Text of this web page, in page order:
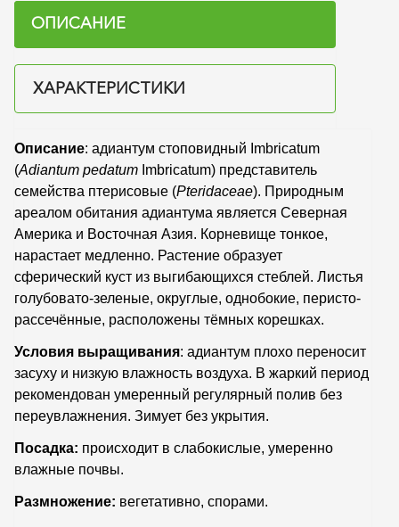
ОПИСАНИЕ
ХАРАКТЕРИСТИКИ
Описание: адиантум стоповидный Imbricatum
(Adiantum pedatum Imbricatum) представитель
семейства птерисовые (Pteridaceae). Природным
ареалом обитания адиантума является Северная
Америка и Восточная Азия. Корневище тонкое,
нарастает медленно. Растение образует
сферический куст из выгибающихся стеблей. Листья
голубовато-зеленые, округлые, однобокие, перисто-
рассечённые, расположены тёмных корешках.
Условия выращивания: адиантум плохо переносит
засуху и низкую влажность воздуха. В жаркий период
рекомендован умеренный регулярный полив без
переувлажнения. Зимует без укрытия.
Посадка: происходит в слабокислые, умеренно
влажные почвы.
Размножение: вегетативно, спорами.